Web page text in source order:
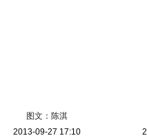
图文：陈淇
2013-09-27 17:10